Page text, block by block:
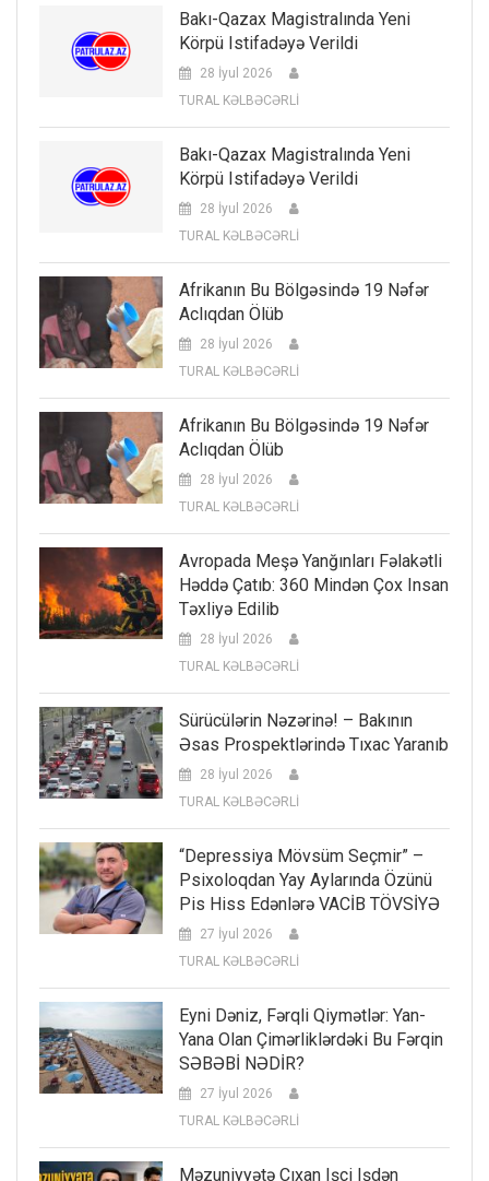
Bakı-Qazax Magistralında Yeni
Körpü Istifadəyə Verildi
28 İyul 2026
TURAL KƏLBƏCƏRLİ
Bakı-Qazax Magistralında Yeni
Körpü Istifadəyə Verildi
28 İyul 2026
TURAL KƏLBƏCƏRLİ
Afrikanın Bu Bölgəsində 19 Nəfər
Aclıqdan Ölüb
28 İyul 2026
TURAL KƏLBƏCƏRLİ
Afrikanın Bu Bölgəsində 19 Nəfər
Aclıqdan Ölüb
28 İyul 2026
TURAL KƏLBƏCƏRLİ
Avropada Meşə Yanğınları Fəlakətli
Həddə Çatıb: 360 Mindən Çox Insan
Təxliyə Edilib
28 İyul 2026
TURAL KƏLBƏCƏRLİ
Sürücülərin Nəzərinə! – Bakının
Əsas Prospektlərində Tıxac Yaranıb
28 İyul 2026
TURAL KƏLBƏCƏRLİ
“Depressiya Mövsüm Seçmir” –
Psixoloqdan Yay Aylarında Özünü
Pis Hiss Edənlərə VACİB TÖVSİYƏ
27 İyul 2026
TURAL KƏLBƏCƏRLİ
Eyni Dəniz, Fərqli Qiymətlər: Yan-
Yana Olan Çimərliklərdəki Bu Fərqin
SƏBƏBİ NƏDİR?
27 İyul 2026
TURAL KƏLBƏCƏRLİ
Məzuniyyətə Çıxan Işçi Işdən